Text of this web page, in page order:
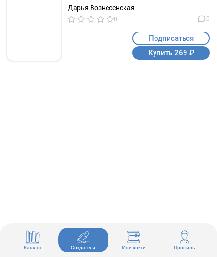
Дарья Вознесенская
0 0
Подписаться
Купить 269 ₽
Каталог Создатели Мои книги Профиль